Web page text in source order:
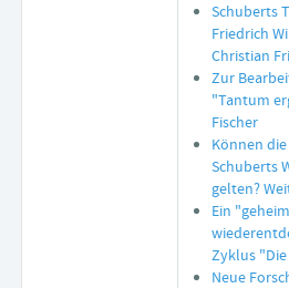
Schuberts
Friedrich
Christian
Zur
"Tantum
Fischer
Können
Schuberts
gelten?
Ein
Zyklus
Neue